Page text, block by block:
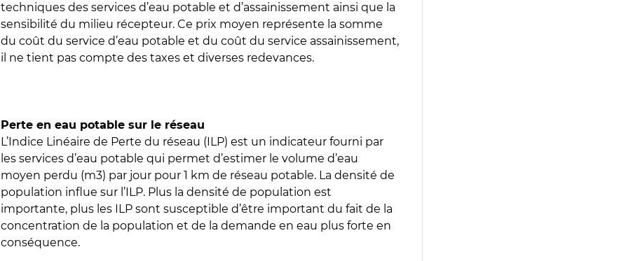
techniques des services d’eau potable et d’assainissement ainsi que la
sensibilité du milieu récepteur. Ce prix moyen représente la somme
du coût du service d’eau potable et du coût du service assainissement,
il ne tient pas compte des taxes et diverses redevances.
Perte en eau potable sur le réseau
L’Indice Linéaire de Perte du réseau (ILP) est un indicateur fourni par
les services d’eau potable qui permet d’estimer le volume d’eau
moyen perdu (m3) par jour pour 1 km de réseau potable. La densité de
population influe sur l’ILP. Plus la densité de population est
importante, plus les ILP sont susceptible d’être important du fait de la
concentration de la population et de la demande en eau plus forte en
conséquence.